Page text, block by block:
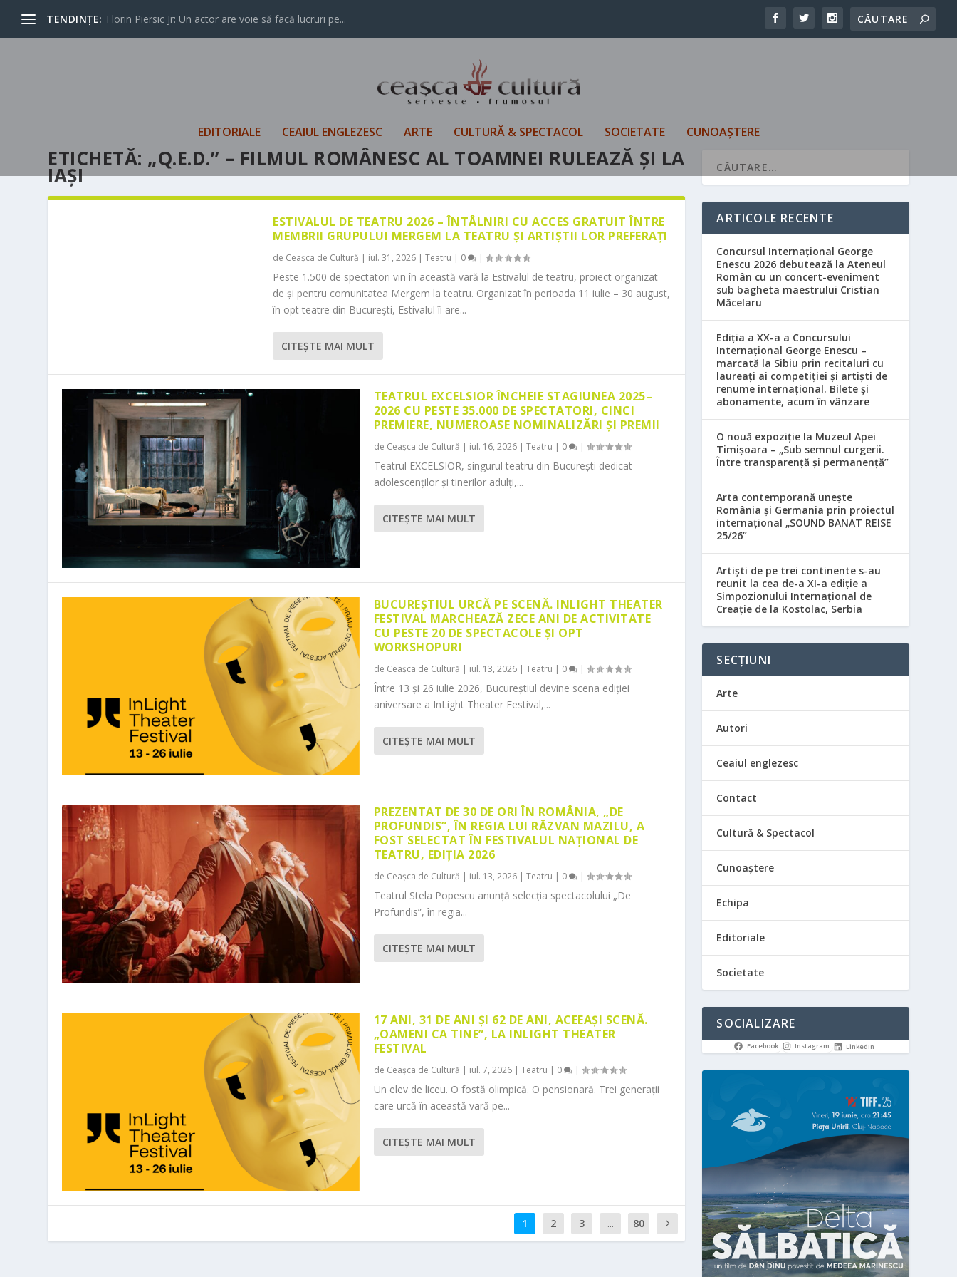
TENDINȚE: Florin Piersic Jr: Un actor are voie să facă lucruri pe...
EDITORIALE CEAIUL ENGLEZESC ARTE CULTURĂ & SPECTACOL SOCIETATE CUNOAȘTERE
ETICHETĂ: „Q.E.D.” – FILMUL ROMÂNESC AL TOAMNEI RULEAZĂ ȘI LA
IAȘI
ESTIVALUL DE TEATRU 2026 – ÎNTÂLNIRI CU ACCES GRATUIT ÎNTRE
MEMBRII GRUPULUI MERGEM LA TEATRU ȘI ARTIȘTII LOR PREFERAȚI
de Ceașca de Cultură | iul. 31, 2026 |Teatru | 0 |
Peste 1.500 de spectatori vin în această vară la Estivalul de teatru, proiect organizat
de și pentru comunitatea Mergem la teatru. Organizat în perioada 11 iulie – 30 august,
în opt teatre din București, Estivalul îi are...
CITEŞTE MAI MULT
TEATRUL EXCELSIOR ÎNCHEIE STAGIUNEA 2025–
2026 CU PESTE 35.000 DE SPECTATORI, CINCI
PREMIERE, NUMEROASE NOMINALIZĂRI ȘI PREMII
de Ceașca de Cultură | iul. 16, 2026| Teatru | 0 |
Teatrul EXCELSIOR, singurul teatru din București dedicat
adolescenților și tinerilor adulți,...
CITEŞTE MAI MULT
BUCUREȘTIUL URCĂ PE SCENĂ. INLIGHT THEATER
FESTIVAL MARCHEAZĂ ZECE ANI DE ACTIVITATE
CU PESTE 20 DE SPECTACOLE ȘI OPT
WORKSHOPURI
de Ceașca de Cultură | iul. 13, 2026| Teatru | 0 |
Între 13 și 26 iulie 2026, Bucureștiul devine scena ediției
aniversare a InLight Theater Festival,...
CITEŞTE MAI MULT
PREZENTAT DE 30 DE ORI ÎN ROMÂNIA, „DE
PROFUNDIS”, ÎN REGIA LUI RĂZVAN MAZILU, A
FOST SELECTAT ÎN FESTIVALUL NAȚIONAL DE
TEATRU, EDIȚIA 2026
de Ceașca de Cultură | iul. 13, 2026| Teatru | 0 |
Teatrul Stela Popescu anunță selecția spectacolului „De
Profundis”, în regia...
CITEŞTE MAI MULT
17 ANI, 31 DE ANI ȘI 62 DE ANI, ACEEAȘI SCENĂ.
„OAMENI CA TINE”, LA INLIGHT THEATER
FESTIVAL
de Ceașca de Cultură | iul. 7, 2026| Teatru | 0 |
Un elev de liceu. O fostă olimpică. O pensionară. Trei generații
care urcă în această vară pe...
CITEŞTE MAI MULT
1 2 3 ... 80
ARTICOLE RECENTE
Concursul Internațional George
Enescu 2026 debutează la Ateneul
Român cu un concert-eveniment
sub bagheta maestrului Cristian
Măcelaru
Ediția a XX-a a Concursului
Internațional George Enescu –
marcată la Sibiu prin recitaluri cu
laureați ai competiției și artiști de
renume internațional. Bilete și
abonamente, acum în vânzare
O nouă expoziție la Muzeul Apei
Timișoara – „Sub semnul curgerii.
Între transparență și permanență”
Arta contemporană unește
România și Germania prin proiectul
internațional „SOUND BANAT REISE
25/26”
Artiști de pe trei continente s-au
reunit la cea de-a XI-a ediție a
Simpozionului Internațional de
Creație de la Kostolac, Serbia
SECȚIUNI
Arte
Autori
Ceaiul englezesc
Contact
Cultură & Spectacol
Cunoaștere
Echipa
Editoriale
Societate
SOCIALIZARE
Facebook Instagram LinkedIn